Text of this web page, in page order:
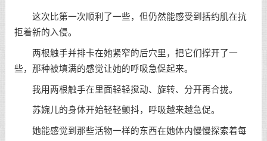
这次比第一次顺利了一些，但仍然能感受到括约肌在抗
拒着新的入侵。
两根触手并排卡在她紧窄的后穴里，把它们撑开了一
些，那种被填满的感觉让她的呼吸急促起来。
我用两根触手在里面轻轻搅动、旋转、分开再合拢。
苏婉儿的身体开始轻轻颤抖，呼吸越来越急促。
她能感觉到那些活物一样的东西在她体内慢慢探索着每